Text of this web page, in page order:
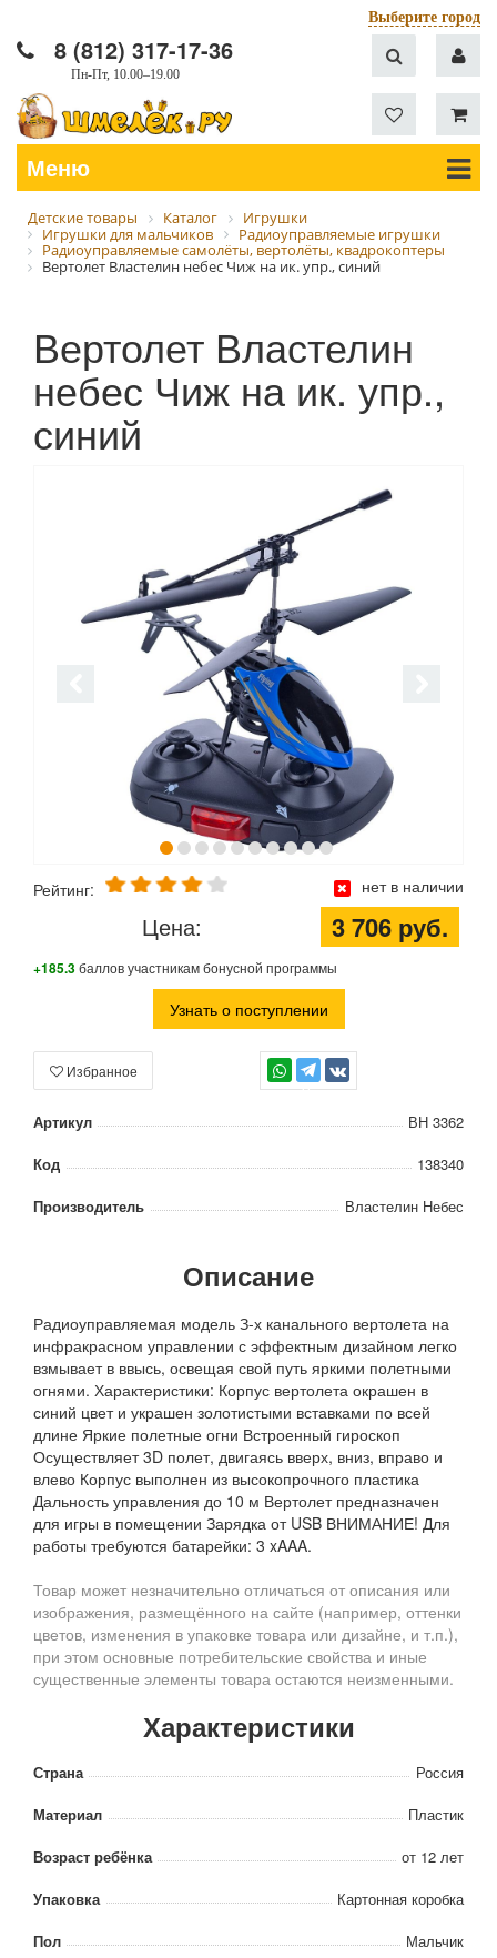
Выберите город
8 (812) 317-17-36
Пн-Пт, 10.00–19.00
Меню
Детские товары Каталог
Игрушки
Игрушки для мальчиков
Радиоуправляемые игрушки
Радиоуправляемые самолёты, вертолёты, квадрокоптеры
Вертолет Властелин небес Чиж на ик. упр., синий
Вертолет Властелин
небес Чиж на ик. упр.,
синий
Рейтинг: нет в наличии
Цена: 3 706 руб.
+185.3баллов участникам бонусной программы
Узнать о поступлении
TG
Избранное
Артикул
ВН 3362
Код
138340
Производитель
Властелин Небес
Описание
Радиоуправляемая модель З-х канального вертолета на
инфракрасном управлении с эффектным дизайном легко
взмывает в ввысь, освещая свой путь яркими полетными
огнями. Характеристики: Корпус вертолета окрашен в
синий цвет и украшен золотистыми вставками по всей
длине Яркие полетные огни Встроенный гироскоп
Осуществляет 3D полет, двигаясь вверх, вниз, вправо и
влево Корпус выполнен из высокопрочного пластика
Дальность управления до 10 м Вертолет предназначен
для игры в помещении Зарядка от USB ВНИМАНИЕ! Для
работы требуются батарейки: 3 xAAA.
Товар может незначительно отличаться от описания или
изображения, размещённого на сайте (например, оттенки
цветов, изменения в упаковке товара или дизайне, и т.п.),
при этом основные потребительские свойства и иные
существенные элементы товара остаются неизменными.
Характеристики
Страна
Россия
Материал
Пластик
Возраст ребёнка
от 12 лет
Упаковка
Картонная коробка
Пол
Мальчик